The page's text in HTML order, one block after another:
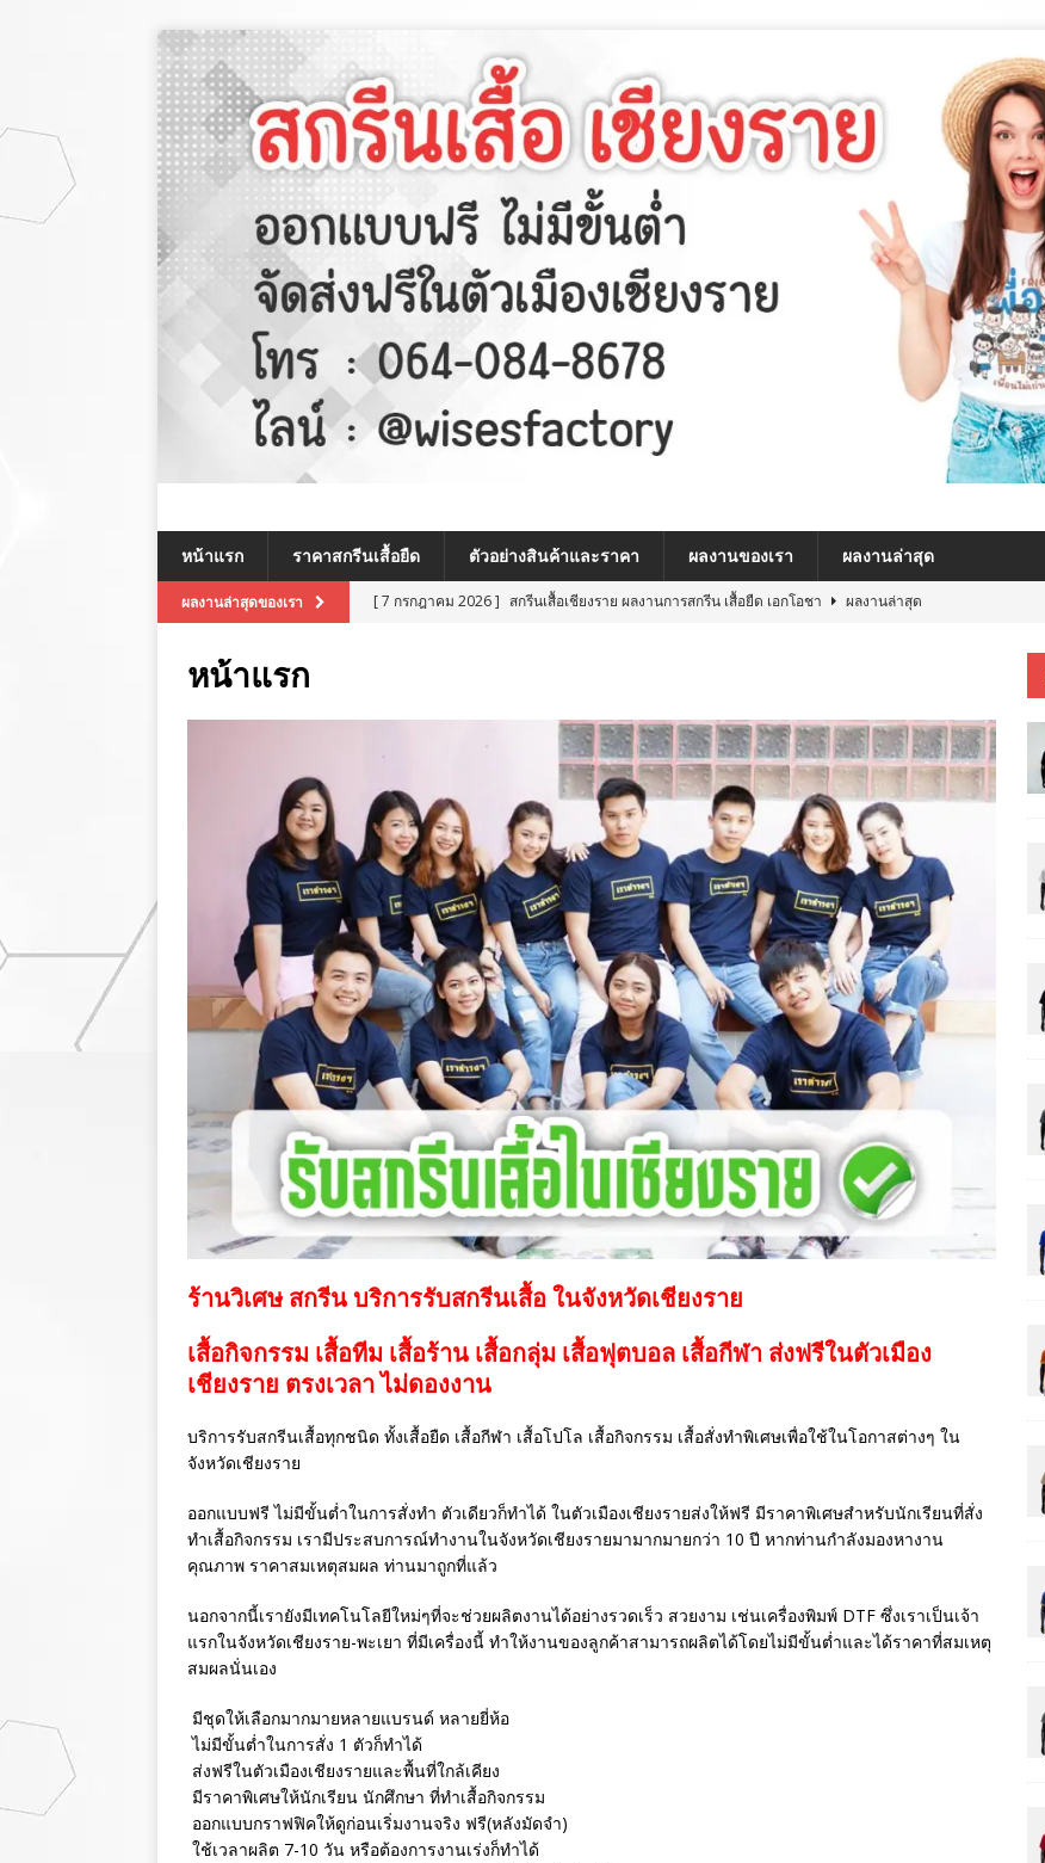
หน้าแรก ราคาสกรีนเสื้อยืด ตัวอย่างสินค้าและราคา ผลงานของเรา ผลงานล่าสุด
ผลงานล่าสุดของเรา [ 7 กรกฎาคม 2026 ] สกรีนเสื้อเชียงราย ผลงานการสกรีน เสื้อยืด เอกโอชา
ผลงานล่าสุด
ผลงานล่าสุด
สกรีนเสื้อเชียงราย ผลงานการสกรีน เสื้อ MARKINN”S
ผลงานล่าสุด
[ 8 กรกฎาคม 2026 ]
สกรีนเสื้อเชียงราย ผลงานการสกรีนเสื้อ ครบรอบ 60 ปี รถไฟฟ้าสายสีชมพู
ผลงานล่าสุด
หน้าแรก
ร้านวิเศษ สกรีน บริการรับสกรีนเสื้อ ในจังหวัดเชียงราย
เสื้อกิจกรรม เสื้อทีม เสื้อร้าน เสื้อกลุ่ม เสื้อฟุตบอล เสื้อกีฬา ส่งฟรีในตัวเมือง
เชียงราย ตรงเวลา ไม่ดองงาน
บริการรับสกรีนเสื้อทุกชนิด ทั้งเสื้อยืด เสื้อกีฬา เสื้อโปโล เสื้อกิจกรรม เสื้อสั่งทำพิเศษเพื่อใช้ในโอกาสต่างๆ ใน
จังหวัดเชียงราย
ออกแบบฟรี ไม่มีขั้นต่ำในการสั่งทำ ตัวเดียวก็ทำได้ ในตัวเมืองเชียงรายส่งให้ฟรี มีราคาพิเศษสำหรับนักเรียนที่สั่ง
ทำเสื้อกิจกรรม เรามีประสบการณ์ทำงานในจังหวัดเชียงรายมามากมายกว่า 10 ปี หากท่านกำลังมองหางาน
คุณภาพ ราคาสมเหตุสมผล ท่านมาถูกที่แล้ว
นอกจากนี้เรายังมีเทคโนโลยีใหม่ๆที่จะช่วยผลิตงานได้อย่างรวดเร็ว สวยงาม เช่นเครื่องพิมพ์ DTF ซึ่งเราเป็นเจ้า
แรกในจังหวัดเชียงราย-พะเยา ที่มีเครื่องนี้ ทำให้งานของลูกค้าสามารถผลิตได้โดยไม่มีขั้นต่ำและได้ราคาที่สมเหตุ
สมผลนั่นเอง
มีชุดให้เลือกมากมายหลายแบรนด์ หลายยี่ห้อ
ไม่มีขั้นต่ำในการสั่ง 1 ตัวก็ทำได้
ส่งฟรีในตัวเมืองเชียงรายและพื้นที่ใกล้เคียง
มีราคาพิเศษให้นักเรียน นักศึกษา ที่ทำเสื้อกิจกรรม
ออกแบบกราฟฟิคให้ดูก่อนเริ่มงานจริง ฟรี(หลังมัดจำ)
ใช้เวลาผลิต 7-10 วัน หรือต้องการงานเร่งก็ทำได้